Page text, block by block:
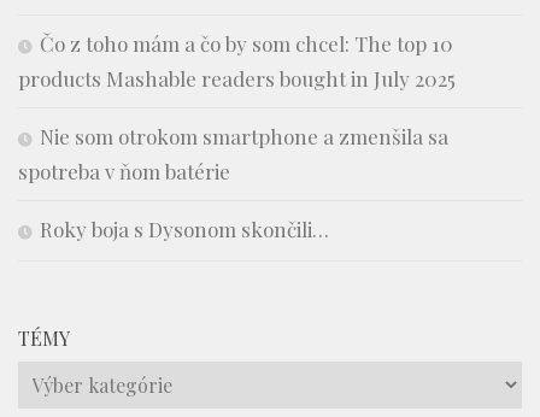
Čo z toho mám a čo by som chcel: The top 10
products Mashable readers bought in July 2025
Nie som otrokom smartphone a zmenšila sa
spotreba v ňom batérie
Roky boja s Dysonom skončili…
TÉMY
Témy